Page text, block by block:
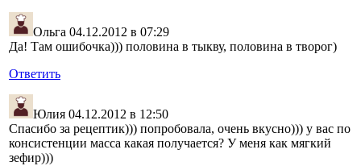
Ольга 04.12.2012 в 07:29
Да! Там ошибочка))) половина в тыкву, половина в творог)
Ответить
Юлия 04.12.2012 в 12:50
Спасибо за рецептик))) попробовала, очень вкусно))) у вас по
консистенции масса какая получается? У меня как мягкий
зефир)))